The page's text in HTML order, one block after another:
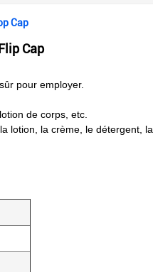
Cap
Cap
pour employer.
de corps, etc.
lotion, la crème, le détergent, la